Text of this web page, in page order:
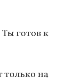
готов к
только на